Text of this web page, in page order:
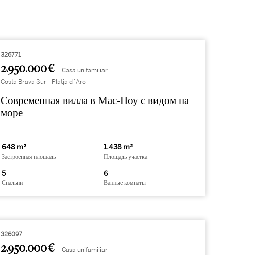
326771
2.950.000 € Casa unifamiliar
Costa Brava Sur - Platja d´Aro
Современная вилла в Мас-Ноу с видом на
море
648 m²
Застроенная площадь
1.438 m²
Площадь участка
5
Спальни
6
Ванные комнаты
326097
2.950.000 € Casa unifamiliar